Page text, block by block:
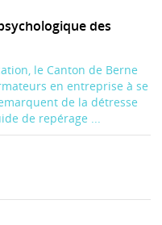
des
le Canton de Berne
en entreprise à se
de la détresse
de repérage ...